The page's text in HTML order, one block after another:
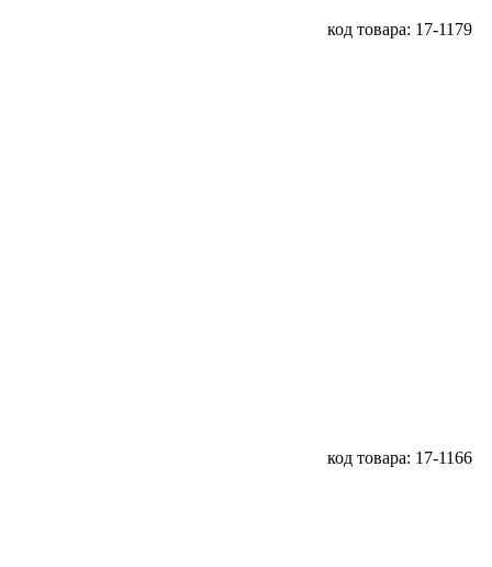
код товара: 17-1179
код товара: 17-1166